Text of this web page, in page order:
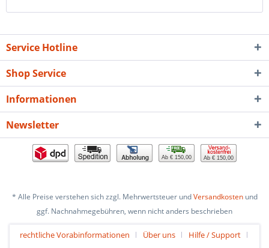
Service Hotline
Shop Service
Informationen
Newsletter
Ab € 150,00 Ab € 150,00
* Alle Preise verstehen sich zzgl. Mehrwertsteuer undVersandkostenund
ggf. Nachnahmegebühren, wenn nicht anders beschrieben
rechtliche Vorabinformationen Über uns Hilfe / Support